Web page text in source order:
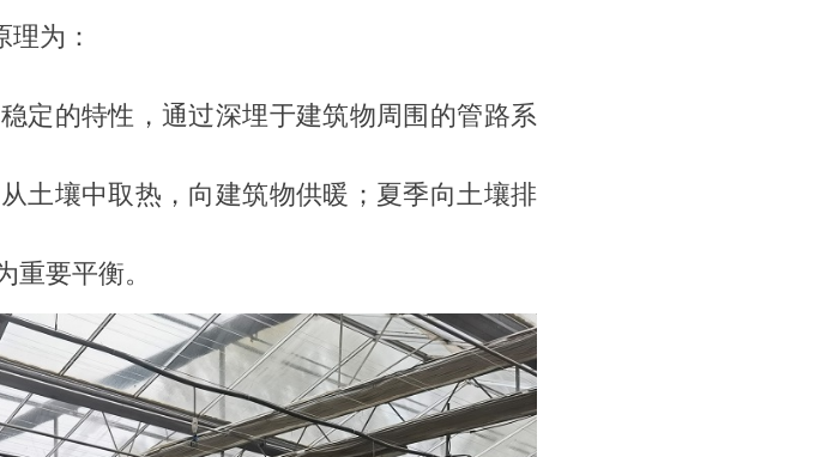
为：
定的特性，通过深埋于建筑物周围的管路系
土壤中取热，向建筑物供暖；夏季向土壤排
要平衡。